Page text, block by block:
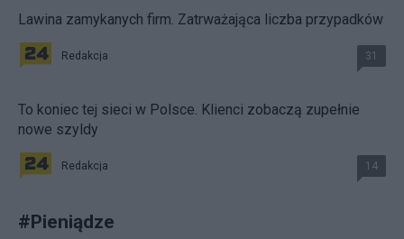
Lawina zamykanych firm. Zatrważająca liczba przypadków
Redakcja 31
To koniec tej sieci w Polsce. Klienci zobaczą zupełnie
nowe szyldy
Redakcja 14
#Pieniądze